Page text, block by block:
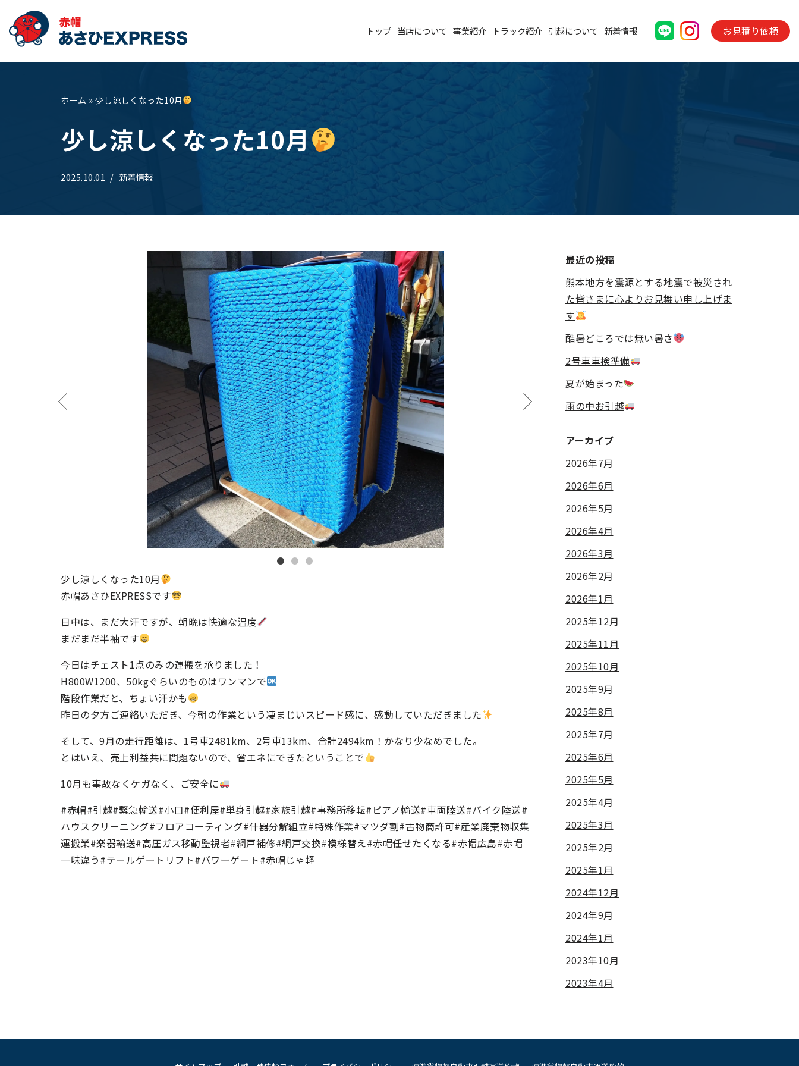
コ
ン
テ
トップ 当店について 事業紹介 トラック紹介 引越について 新着情報 お見積り依頼
ホーム » 少し涼しくなった10月
少し涼しくなった10月
2025.10.01 新着情報
少し涼しくなった10月
赤帽あさひEXPRESSです
日中は、まだ大汗ですが、朝晩は快適な温度
まだまだ半袖です
今日はチェスト1点のみの運搬を承りました！
H800W1200、50kgぐらいのものはワンマンで
階段作業だと、ちょい汗かも
昨日の夕方ご連絡いただき、今朝の作業という凄まじいスピード感に、感動していただきました
そして、9月の走行距離は、1号車2481km、2号車13km、合計2494km！かなり少なめでした。
とはいえ、売上利益共に問題ないので、省エネにできたということで
10月も事故なくケガなく、ご安全に
#赤帽#引越#緊急輸送#小口#便利屋#単身引越#家族引越#事務所移転#ピアノ輸送#車両陸送#バイク陸送#
ハウスクリーニング#フロアコーティング#什器分解組立#特殊作業#マツダ割#古物商許可#産業廃棄物収集
運搬業#楽器輸送#高圧ガス移動監視者#網戸補修#網戸交換#模様替え#赤帽任せたくなる#赤帽広島#赤帽
一味違う#テールゲートリフト#パワーゲート#赤帽じゃ軽
最近の投稿
熊本地方を震源とする地震で被災され
た皆さまに心よりお見舞い申し上げま
す
酷暑どころでは無い暑さ
2号車車検準備
夏が始まった
雨の中お引越
アーカイブ
2026年7月
2026年6月
2026年5月
2026年4月
2026年3月
2026年2月
2026年1月
2025年12月
2025年11月
2025年10月
2025年9月
2025年8月
2025年7月
2025年6月
2025年5月
2025年4月
2025年3月
2025年2月
2025年1月
2024年12月
2024年9月
2024年1月
2023年10月
2023年4月